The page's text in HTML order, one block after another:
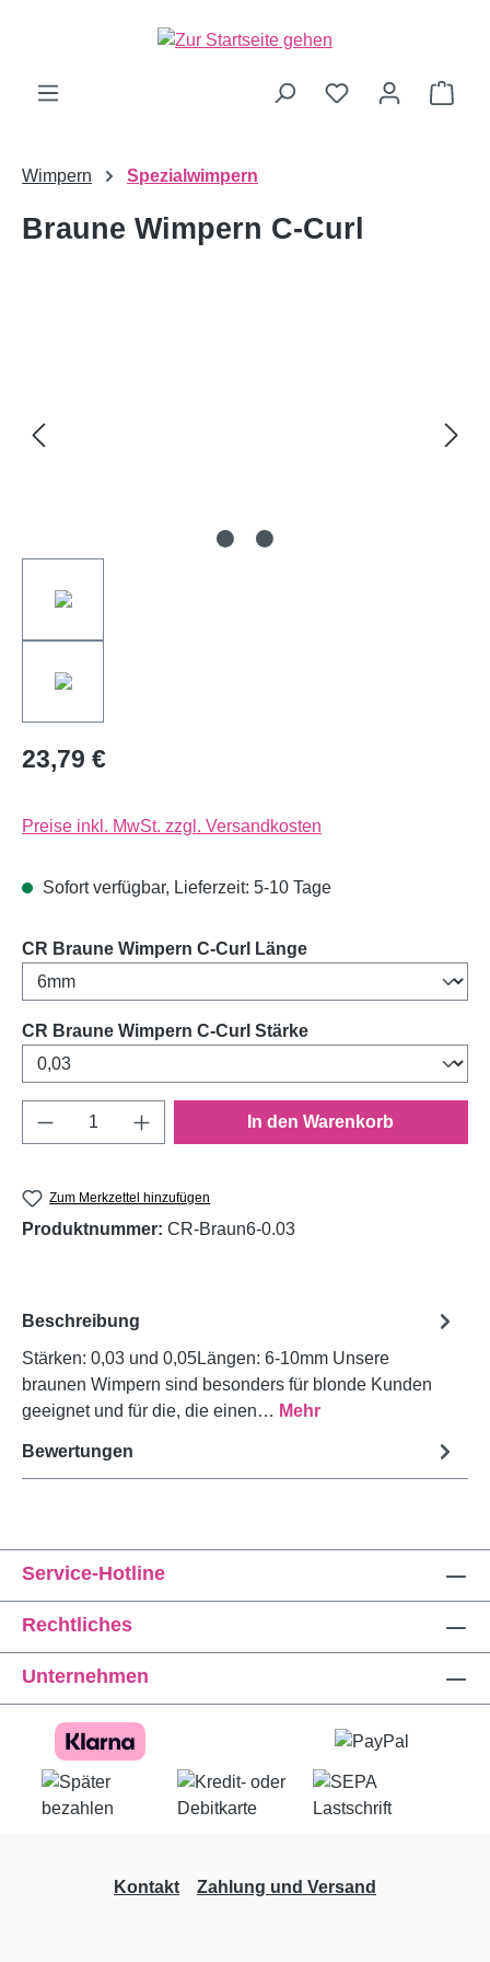
Wimpern Spezialwimpern
Braune Wimpern C-Curl
23,79 €
Preise inkl. MwSt. zzgl. Versandkosten
Sofort verfügbar, Lieferzeit: 5-10 Tage
CR Braune Wimpern C-Curl Längeauswählen
CR Braune Wimpern C-Curl Stärkeauswählen
Produkt Anzahl: Gib den gewünschten
In den Warenkorb
Zum Merkzettel hinzufügen
Produktnummer: CR-Braun6-0.03
Beschreibung
Stärken: 0,03 und 0,05Längen: 6-10mm Unsere
braunen Wimpern sind besonders für blonde Kunden
geeignet und für die, die einen… Mehr
Bewertungen
Service-Hotline
Rechtliches
Unternehmen
Kontakt Zahlung und Versand